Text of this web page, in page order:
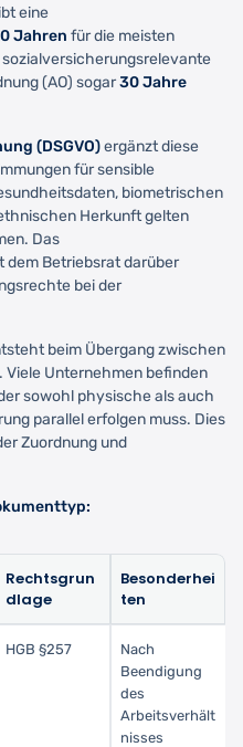
eine
Jahren für die meisten
(AO) sogar30 Jahre
(DSGVO)ergänzt diese
für sensible
biometrischen
Herkunft gelten
Das
dem Betriebsrat darüber
bei der
beim Übergang zwischen
Viele Unternehmen befinden
sowohl physische als auch
parallel erfolgen muss. Dies
Zuordnung und
Rechtsgrun
dlage
Besonderhei
ten
HGB §257
Nach
Beendigung
des
Arbeitsverhält
nisses